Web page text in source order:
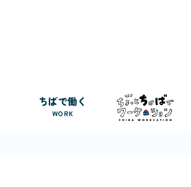
ちばで働く
WORK